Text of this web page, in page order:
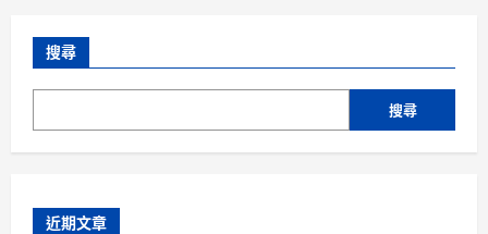
搜尋
搜尋
近期文章